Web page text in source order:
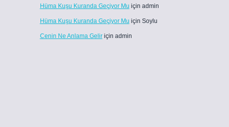
Hüma Kuşu Kuranda Geçiyor Mu için admin
Hüma Kuşu Kuranda Geçiyor Mu için Soylu
Cenin Ne Anlama Geliriçin admin